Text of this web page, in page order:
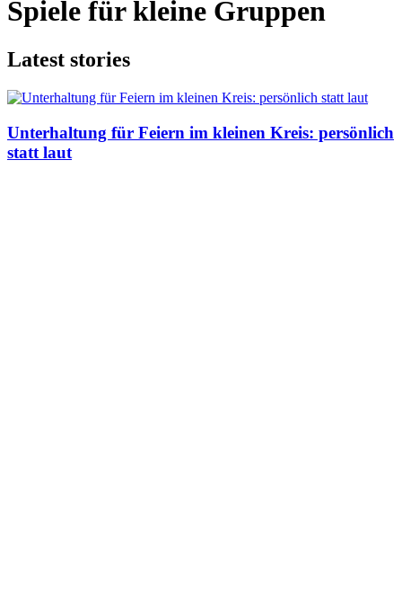
Spiele für kleine Gruppen
Latest stories
Unterhaltung für Feiern im kleinen Kreis: persönlich
statt laut